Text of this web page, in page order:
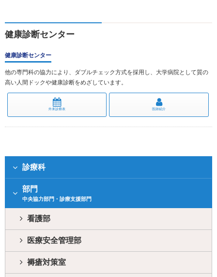
健康診断センター
健康診断センター
他の専門科の協力により、ダブルチェック方式を採用し、大学病院として質の
高い人間ドックや健康診断をめざしています。
外来診療表 医師紹介
診療科
部門
中央協力部門・診療支援部門
看護部
医療安全管理部
褥瘡対策室